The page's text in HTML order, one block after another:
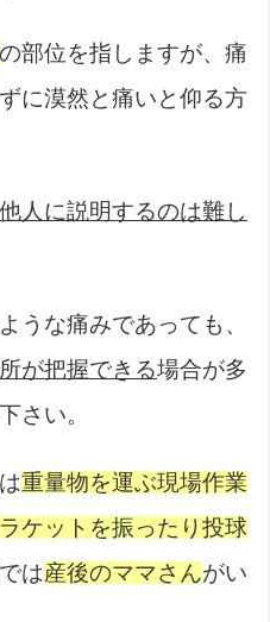
の部位を指しますが、痛
に漠然と痛いと仰る方
他人に説明するのは難し
うな痛みであっても、
が把握できる場合が多
さい。
重量物を運ぶ現場作業
ラケットを振ったり投球
は産後のママさんがい